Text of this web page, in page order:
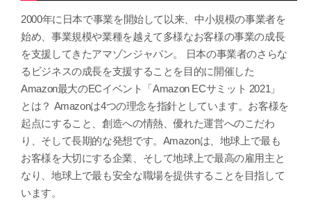
2000年に日本で事業を開始して以来、中小規模の事業者を
始め、事業規模や業種を越えて多様なお客様の事業の成長
を支援してきたアマゾンジャパン。 日本の事業者のさらな
るビジネスの成長を支援することを目的に開催した
Amazon最大のECイベント「Amazon ECサミット 2021」
とは？ Amazonは4つの理念を指針としています。お客様を
起点にすること、創造への情熱、優れた運営へのこだわ
り、そして長期的な発想です。Amazonは、地球上で最も
お客様を大切にする企業、そして地球上で最高の雇用主と
なり、地球上で最も安全な職場を提供することを目指して
います。